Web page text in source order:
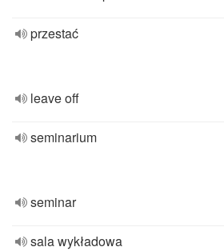
przestać
leave off
seminarium
seminar
sala wykładowa